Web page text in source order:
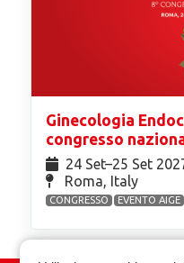
Ginecologia
congresso
24 Set⁠–25 Set
Roma, Italy
CONGRESSO EVENTO AIGE